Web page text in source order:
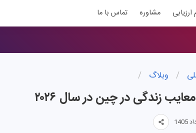
ارزیابی مشاوره تماس با ما
/ وبلاگ /
زندگی در چین در سال ۲۰۲۶